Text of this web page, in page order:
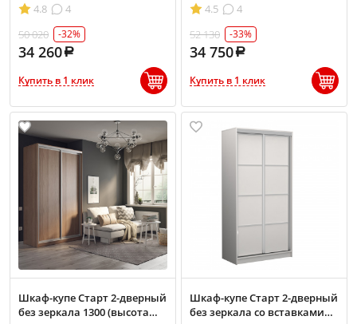
4.8
4
50 020
-32%
34 260
Купить в 1 клик
4.5
4
52 130
-33%
34 750
Купить в 1 клик
Шкаф-купе Старт 2-дверный
без зеркала 1300 (высота
Шкаф-купе Старт 2-дверный
без зеркала со вставками